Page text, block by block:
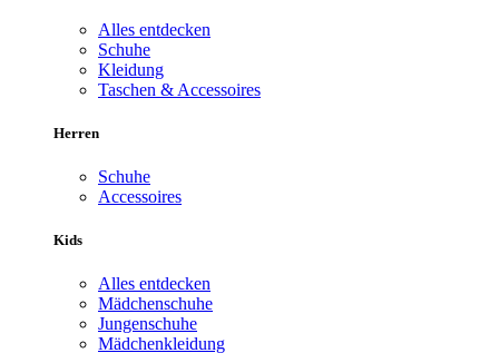
Alles entdecken
Schuhe
Kleidung
Taschen & Accessoires
Herren
Schuhe
Accessoires
Kids
Alles entdecken
Mädchenschuhe
Jungenschuhe
Mädchenkleidung